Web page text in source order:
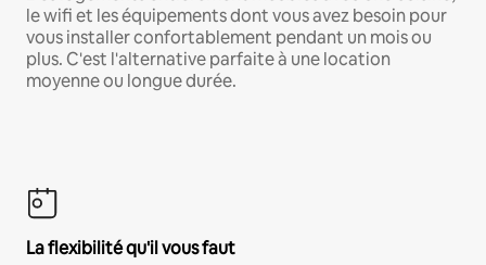
le wifi et les équipements dont vous avez besoin pour
vous installer confortablement pendant un mois ou
plus. C'est l'alternative parfaite à une location
moyenne ou longue durée.
La flexibilité qu'il vous faut